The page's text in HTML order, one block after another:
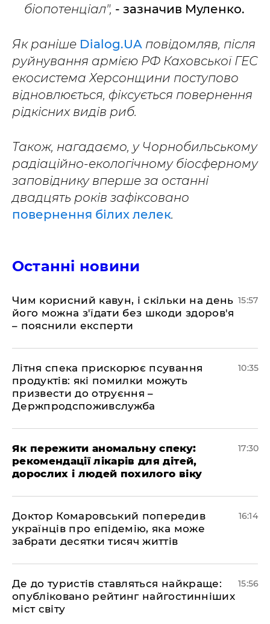
біопотенціал", - зазначив Муленко.
Як раніше Dialog.UA повідомляв, після
руйнування армією РФ Каховської ГЕС
екосистема Херсонщини поступово
відновлюється, фіксується повернення
рідкісних видів риб.
Також, нагадаємо, у Чорнобильському
радіаційно-екологічному біосферному
заповіднику вперше за останні
двадцять років зафіксовано
повернення білих лелек.
Останні новини
Чим корисний кавун, і скільки на день
його можна з'їдати без шкоди здоров'я
– пояснили експерти
15:57
Літня спека прискорює псування
продуктів: які помилки можуть
призвести до отруєння –
Держпродспоживслужба
10:35
Як пережити аномальну спеку:
рекомендації лікарів для дітей,
дорослих і людей похилого віку
17:30
Доктор Комаровський попередив
українців про епідемію, яка може
забрати десятки тисяч життів
16:14
Де до туристів ставляться найкраще:
опубліковано рейтинг найгостинніших
міст світу
15:56